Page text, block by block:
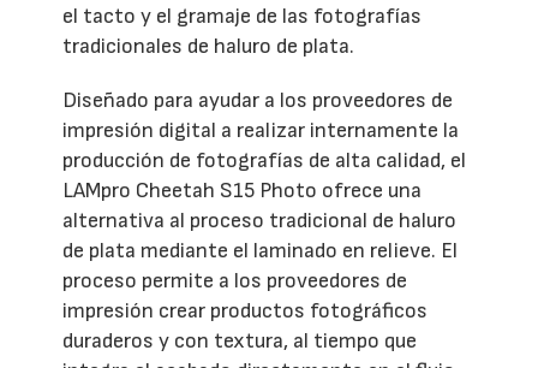
el tacto y el gramaje de las fotografías
tradicionales de haluro de plata.
Diseñado para ayudar a los proveedores de
impresión digital a realizar internamente la
producción de fotografías de alta calidad, el
LAMpro Cheetah S15 Photo ofrece una
alternativa al proceso tradicional de haluro
de plata mediante el laminado en relieve. El
proceso permite a los proveedores de
impresión crear productos fotográficos
duraderos y con textura, al tiempo que